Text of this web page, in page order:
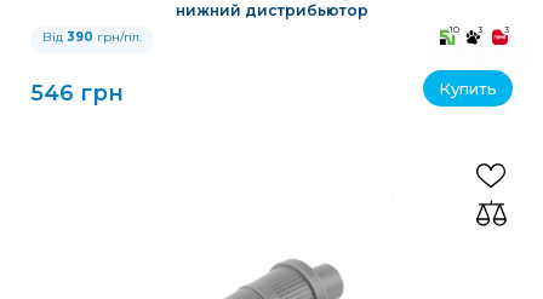
нижний дистрибьютор
Від 390 грн/пл. 10 3 3
546 грн Купить